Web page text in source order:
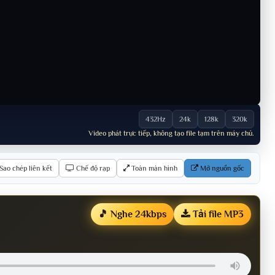
432Hz 24k 128k
320k
Video phát trực tiếp, không tạo file tạm trên máy chủ.
Sao chép liên kết Chế độ rạp Toàn màn hình Mở nguồn gốc
🎵 Nghe 24kbps Tải file MP3